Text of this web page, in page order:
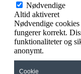
Nødvendige
Altid aktiveret
Nødvendige cookies
fungerer korrekt.
funktionaliteter og
anonymt.
Cookie